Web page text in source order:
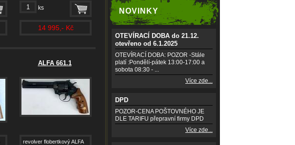
ks
14 995,- Kč
ALFA 661.1
revolver flobertkový ALFA
NOVINKY
OTEVÍRACÍ DOBA do 21.12.
otevřeno od 6.1.2025
OTEVÍRACÍ DOBA: POZOR -Stále
platí :Pondělí-pátek 13:00-17:00 a
sobota 08:30 - ...
Více zde...
DPD
POZOR-CENA POŠTOVNÉHO JE
DLE TARIFU přepravní firmy DPD
Více zde...